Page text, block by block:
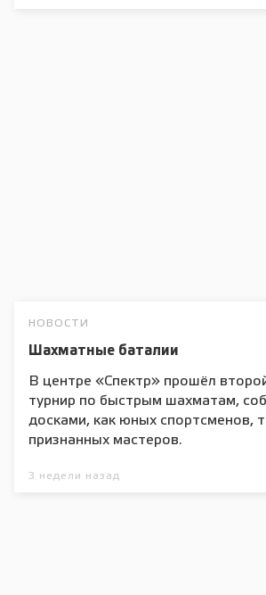
НОВОСТИ
Шахматные баталии
В центре «Спектр» прошёл
турнир по быстрым шахматам,
досками, как юных спортсменов,
признанных мастеров.
3 недели назад